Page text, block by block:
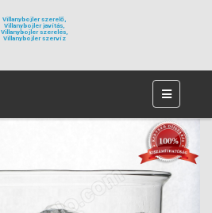
Villanybojler szerelő,
Villanybojler javítás,
Villanybojler szerelés,
Villanybojler szervíz